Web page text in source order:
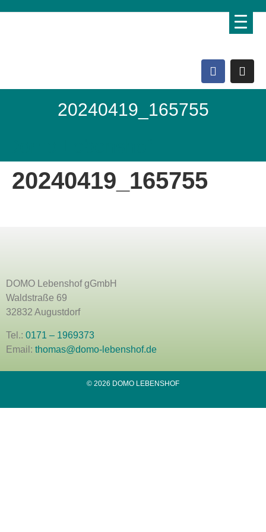
20240419_165755
20240419_165755
DOMO Lebenshof gGmbH
Waldstraße 69
32832 Augustdorf
Tel.: 0171 – 1969373
Email: thomas@domo-lebenshof.de
© 2026 DOMO LEBENSHOF